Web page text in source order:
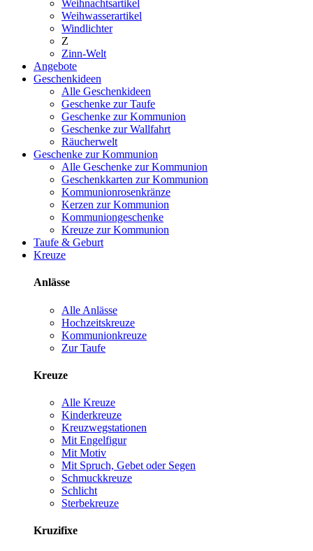
Weihnachtsartikel
Weihwasserartikel
Windlichter
Z
Zinn-Welt
Angebote
Geschenkideen
Alle Geschenkideen
Geschenke zur Taufe
Geschenke zur Kommunion
Geschenke zur Wallfahrt
Räucherwelt
Geschenke zur Kommunion
Alle Geschenke zur Kommunion
Geschenkkarten zur Kommunion
Kommunionrosenkränze
Kerzen zur Kommunion
Kommuniongeschenke
Kreuze zur Kommunion
Taufe & Geburt
Kreuze
Anlässe
Alle Anlässe
Hochzeitskreuze
Kommunionkreuze
Zur Taufe
Kreuze
Alle Kreuze
Kinderkreuze
Kreuzwegstationen
Mit Engelfigur
Mit Motiv
Mit Spruch, Gebet oder Segen
Schmuckkreuze
Schlicht
Sterbekreuze
Kruzifixe